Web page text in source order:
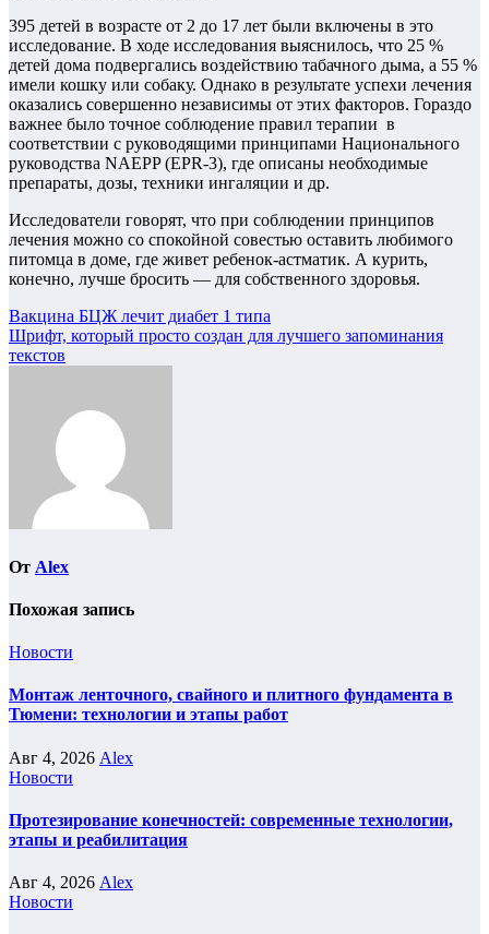
395 детей в возрасте от 2 до 17 лет были включены в это
исследование. В ходе исследования выяснилось, что 25 %
детей дома подвергались воздействию табачного дыма, а 55 %
имели кошку или собаку. Однако в результате успехи лечения
оказались совершенно независимы от этих факторов. Гораздо
важнее было точное соблюдение правил терапии в
соответствии с руководящими принципами Национального
руководства NAEPP (EPR-3), где описаны необходимые
препараты, дозы, техники ингаляции и др.
Исследователи говорят, что при соблюдении принципов
лечения можно со спокойной совестью оставить любимого
питомца в доме, где живет ребенок-астматик. А курить,
конечно, лучше бросить — для собственного здоровья.
Навигация
по
Вакцина БЦЖ лечит диабет 1 типа
Шрифт, который просто создан для лучшего запоминания
текстов
От Alex
Похожая запись
Новости
Монтаж ленточного, свайного и плитного фундамента в
Тюмени: технологии и этапы работ
Авг 4, 2026 Alex
Новости
Протезирование конечностей: современные технологии,
этапы и реабилитация
Авг 4, 2026 Alex
Новости